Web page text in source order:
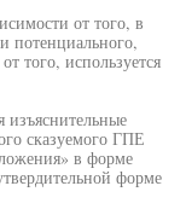
от того, в
потенциального,
того, используется
сказуемого ГПЕ
в форме
форме